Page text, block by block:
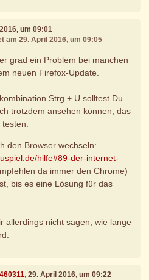
um 09:01
am 29. April 2016, um 09:05
grad ein Problem bei manchen
neuen Firefox-Update.
Strg + U solltest Du
trotzdem ansehen können, das
den Browser wechseln:
hilfe#89-der-internet-
da immer den Chrome)
bis es eine Lösung für das
allerdings nicht sagen, wie lange
, 29. April 2016, um 09:22